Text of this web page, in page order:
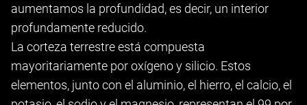
aumentamos la profundidad, es decir, un interior
profundamente reducido.
La corteza terrestre está compuesta
mayoritariamente por oxígeno y silicio. Estos
elementos, junto con el aluminio, el hierro, el calcio, el